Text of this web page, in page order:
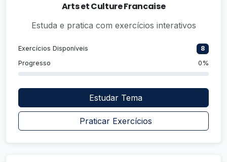
Arts et Culture Francaise
Estuda e pratica com exercícios interativos
Exercícios Disponíveis
8
Progresso
0%
Estudar Tema
Praticar Exercícios